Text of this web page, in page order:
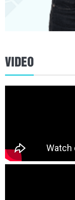
VIDEO